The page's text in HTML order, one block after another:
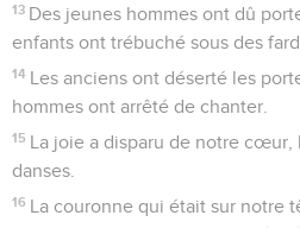
13 Des jeunes hommes ont dû
enfants ont trébuché sous des
14 Les anciens ont déserté les
hommes ont arrêté de chanter.
15 La joie a disparu de notre cœur,
danses.
16 La couronne qui était sur notre